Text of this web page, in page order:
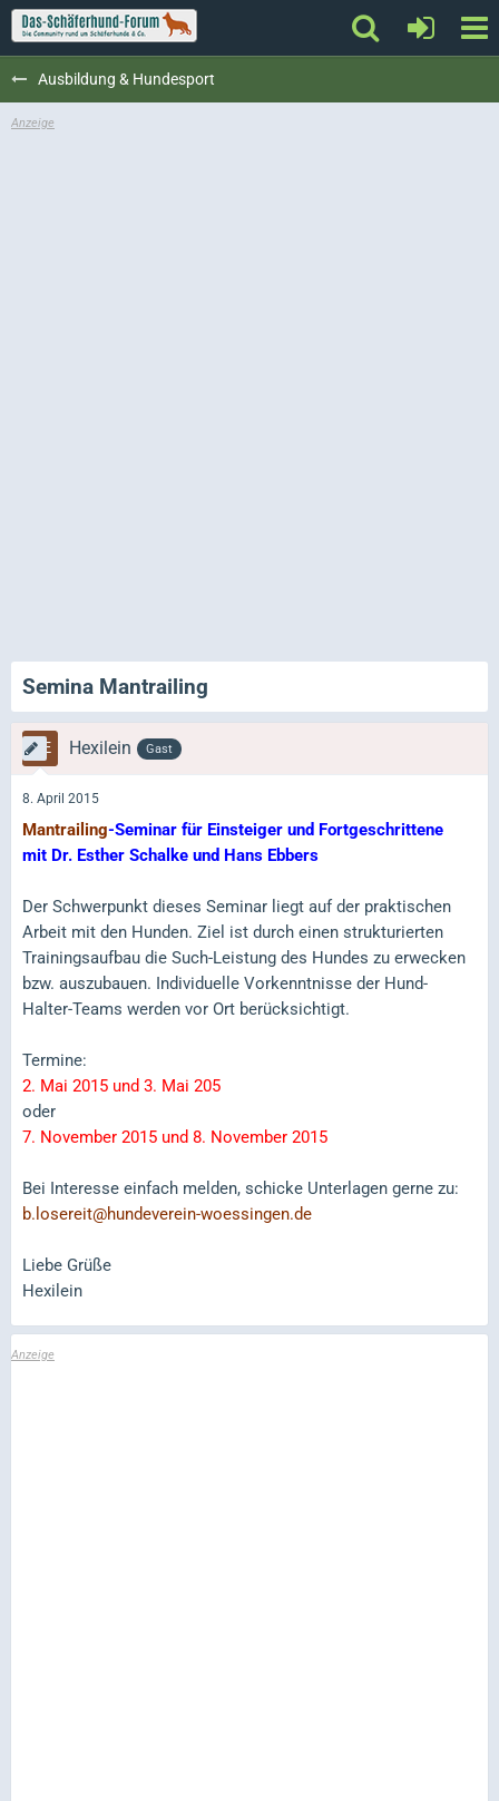
Ausbildung & Hundesport
Semina Mantrailing
Hexilein Gast
8. April 2015
Mantrailing-Seminar für Einsteiger und Fortgeschrittene
mit Dr. Esther Schalke und Hans Ebbers
Der Schwerpunkt dieses Seminar liegt auf der praktischen
Arbeit mit den Hunden. Ziel ist durch einen strukturierten
Trainingsaufbau die Such-Leistung des Hundes zu erwecken
bzw. auszubauen. Individuelle Vorkenntnisse der Hund-
Halter-Teams werden vor Ort berücksichtigt.
Termine:
2. Mai 2015 und 3. Mai 205
oder
7. November 2015 und 8. November 2015
Bei Interesse einfach melden, schicke Unterlagen gerne zu:
b.losereit@hundeverein-woessingen.de
Liebe Grüße
Hexilein